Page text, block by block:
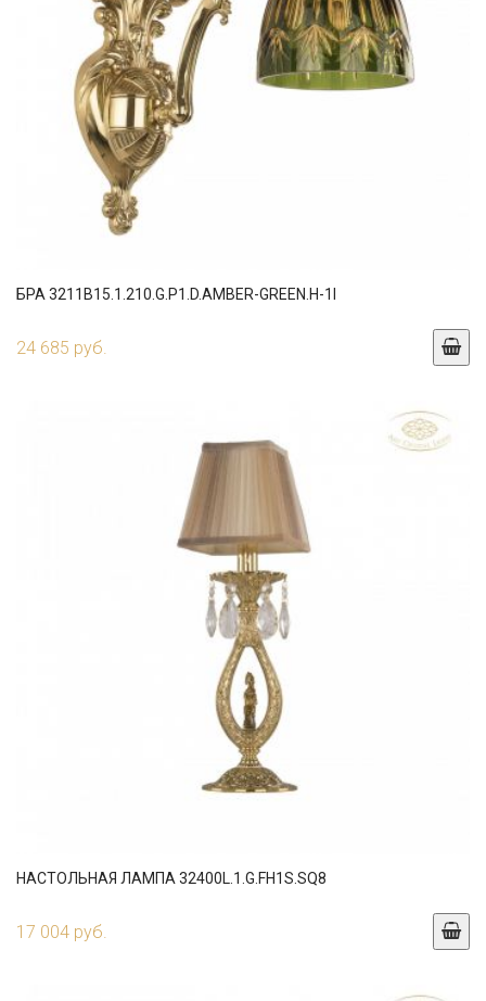
БРА 3211B15.1.210.G.P1.D.AMBER-GREEN.H-1I
24 685 руб.
НАСТОЛЬНАЯ ЛАМПА 32400L.1.G.FH1S.SQ8
17 004 руб.